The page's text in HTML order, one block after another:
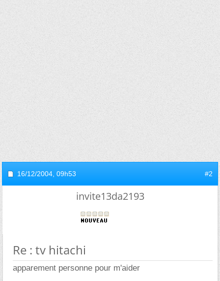
16/12/2004, 09h53 #2
invite13da2193
Re : tv hitachi
apparement personne pour m'aider